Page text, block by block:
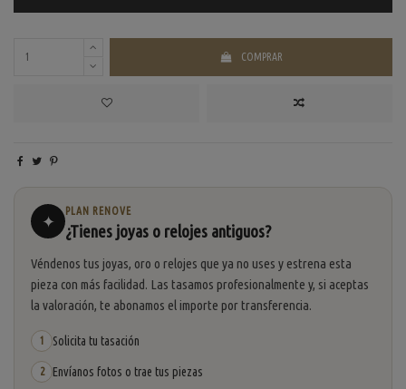
COMPRAR
✦
PLAN RENOVE
¿Tienes joyas o relojes antiguos?
Véndenos tus joyas, oro o relojes que ya no uses y estrena esta
pieza con más facilidad. Las tasamos profesionalmente y, si aceptas
la valoración, te abonamos el importe por transferencia.
1 Solicita tu tasación
2 Envíanos fotos o trae tus piezas